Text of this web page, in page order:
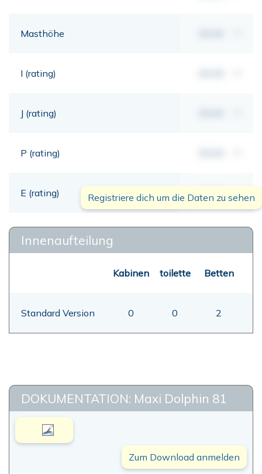
Masthöhe
I (rating)
J (rating)
P (rating)
E (rating) 00,00 mt
Registriere dich um die Daten zu sehen
Innenaufteilung
Kabinen toilette Betten
Standard Version 0 0 2
DOKUMENTATION: Maxi Dolphin 81
Zum Download anmelden